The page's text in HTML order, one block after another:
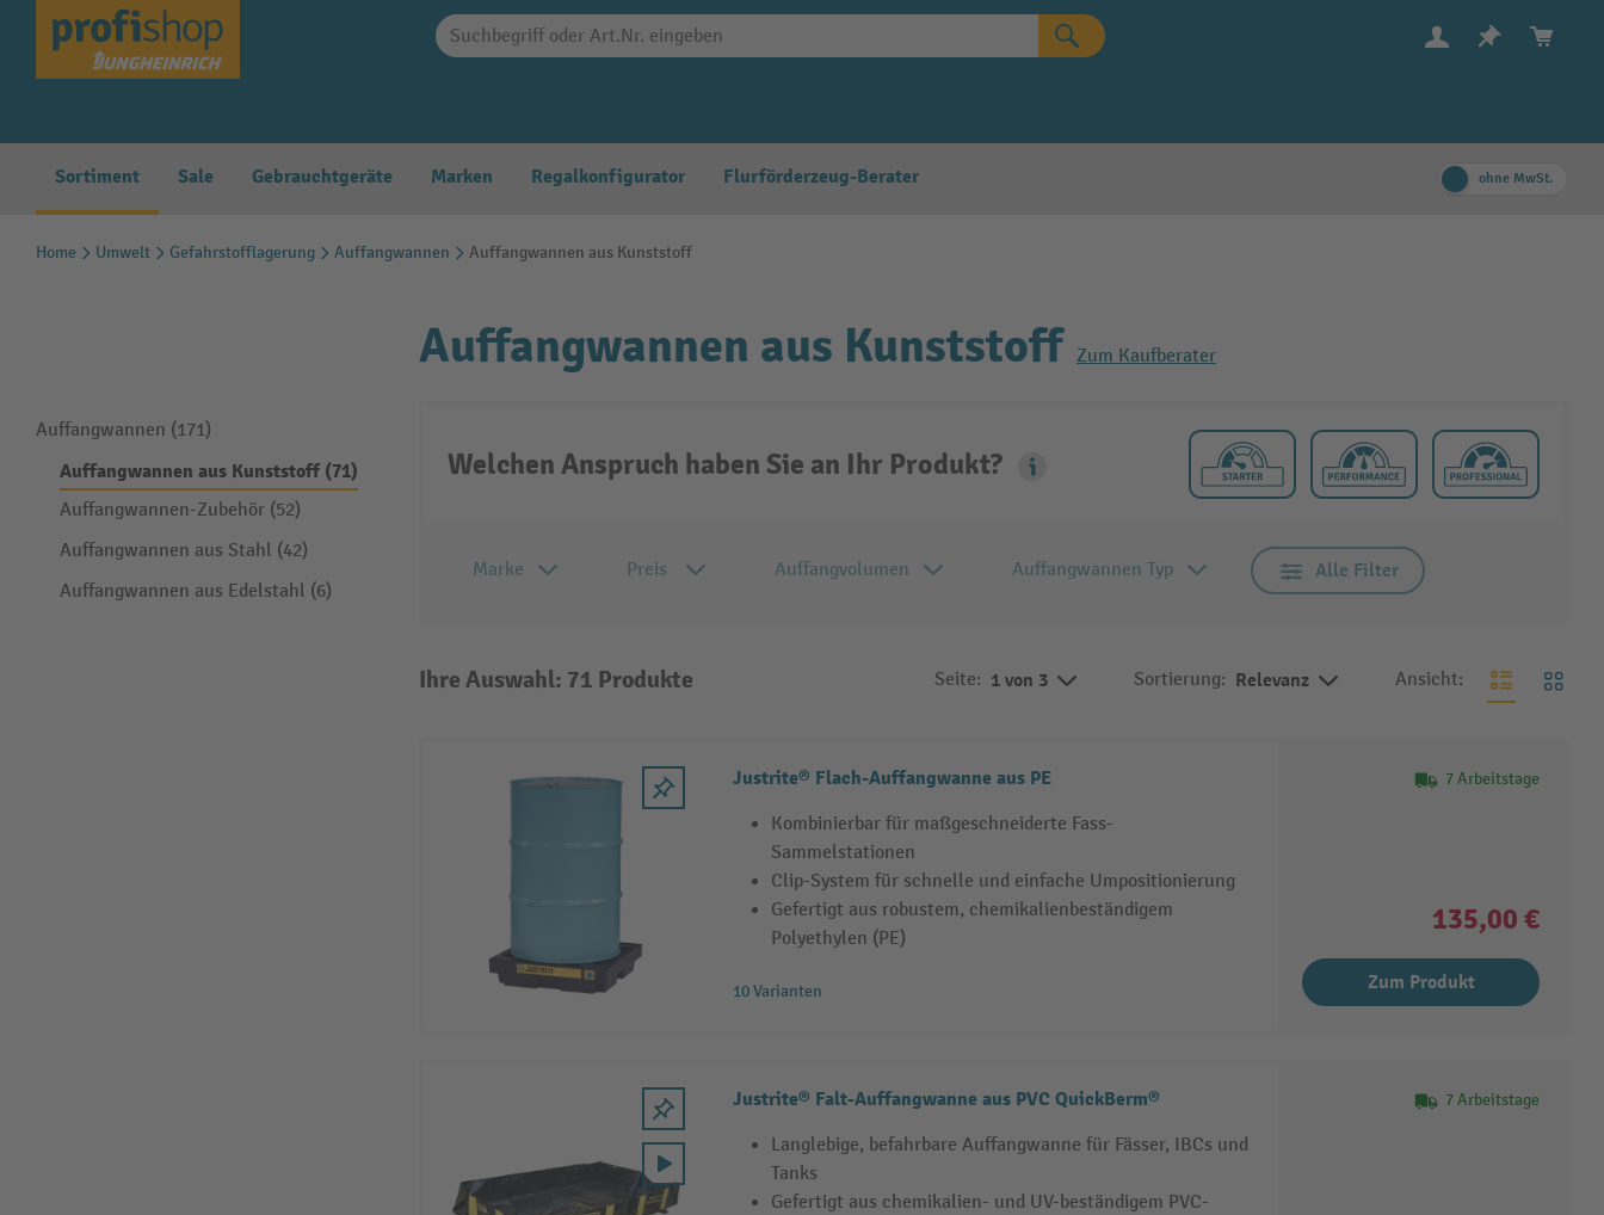
Zur Hauptnavigation springen
Sortiment Sale Gebrauchtgeräte Marken Regalkonfigurator Flurförderzeug-Berater ohne MwSt.
Home Umwelt Gefahrstofflagerung Auffangwannen Auffangwannen aus Kunststoff
Auffangwannen (171)
Auffangwannen aus Kunststoff (71)
Auffangwannen-Zubehör (52)
Auffangwannen aus Stahl (42)
Auffangwannen aus Edelstahl (6)
Auffangwannen aus Kunststoff Zum Kaufberater
Welchen Anspruch haben Sie an Ihr Produkt?
Marke Preis Auffangvolumen Auffangwannen Typ Alle Filter
Ihre Auswahl: 71 Produkte Seite: 1 von 3 Sortierung: Relevanz Ansicht:
Justrite® Flach-Auffangwanne aus PE
Kombinierbar für maßgeschneiderte Fass-
Sammelstationen
Clip-System für schnelle und einfache Umpositionierung
Gefertigt aus robustem, chemikalienbeständigem
Polyethylen (PE)
10 Varianten
7 Arbeitstage
135,00 €
Zum Produkt
Justrite® Falt-Auffangwanne aus PVC QuickBerm®
Langlebige, befahrbare Auffangwanne für Fässer, IBCs und
Tanks
Gefertigt aus chemikalien- und UV-beständigem PVC-
7 Arbeitstage